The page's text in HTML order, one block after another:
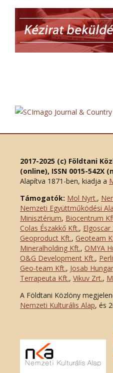
2017-2025 (c) Földtani
(online), ISSN 0015-542X
Alapítva 1871-ben, kiadja a
Támogatók: Mol Nyrt.,
Nemzeti Együttműködési
Minisztérium, Biocentrum
Colas Északkő Kft.,
Geoproduct Kft., Geoteam
Mineralholding Kft., OMYA
O&G Development Kft.,
Geo-team Kft., Josab
Terrapeuta Kft., Vikuv Zrt.,
A Földtani Közlöny
Nemzeti Kulturális Alap, és